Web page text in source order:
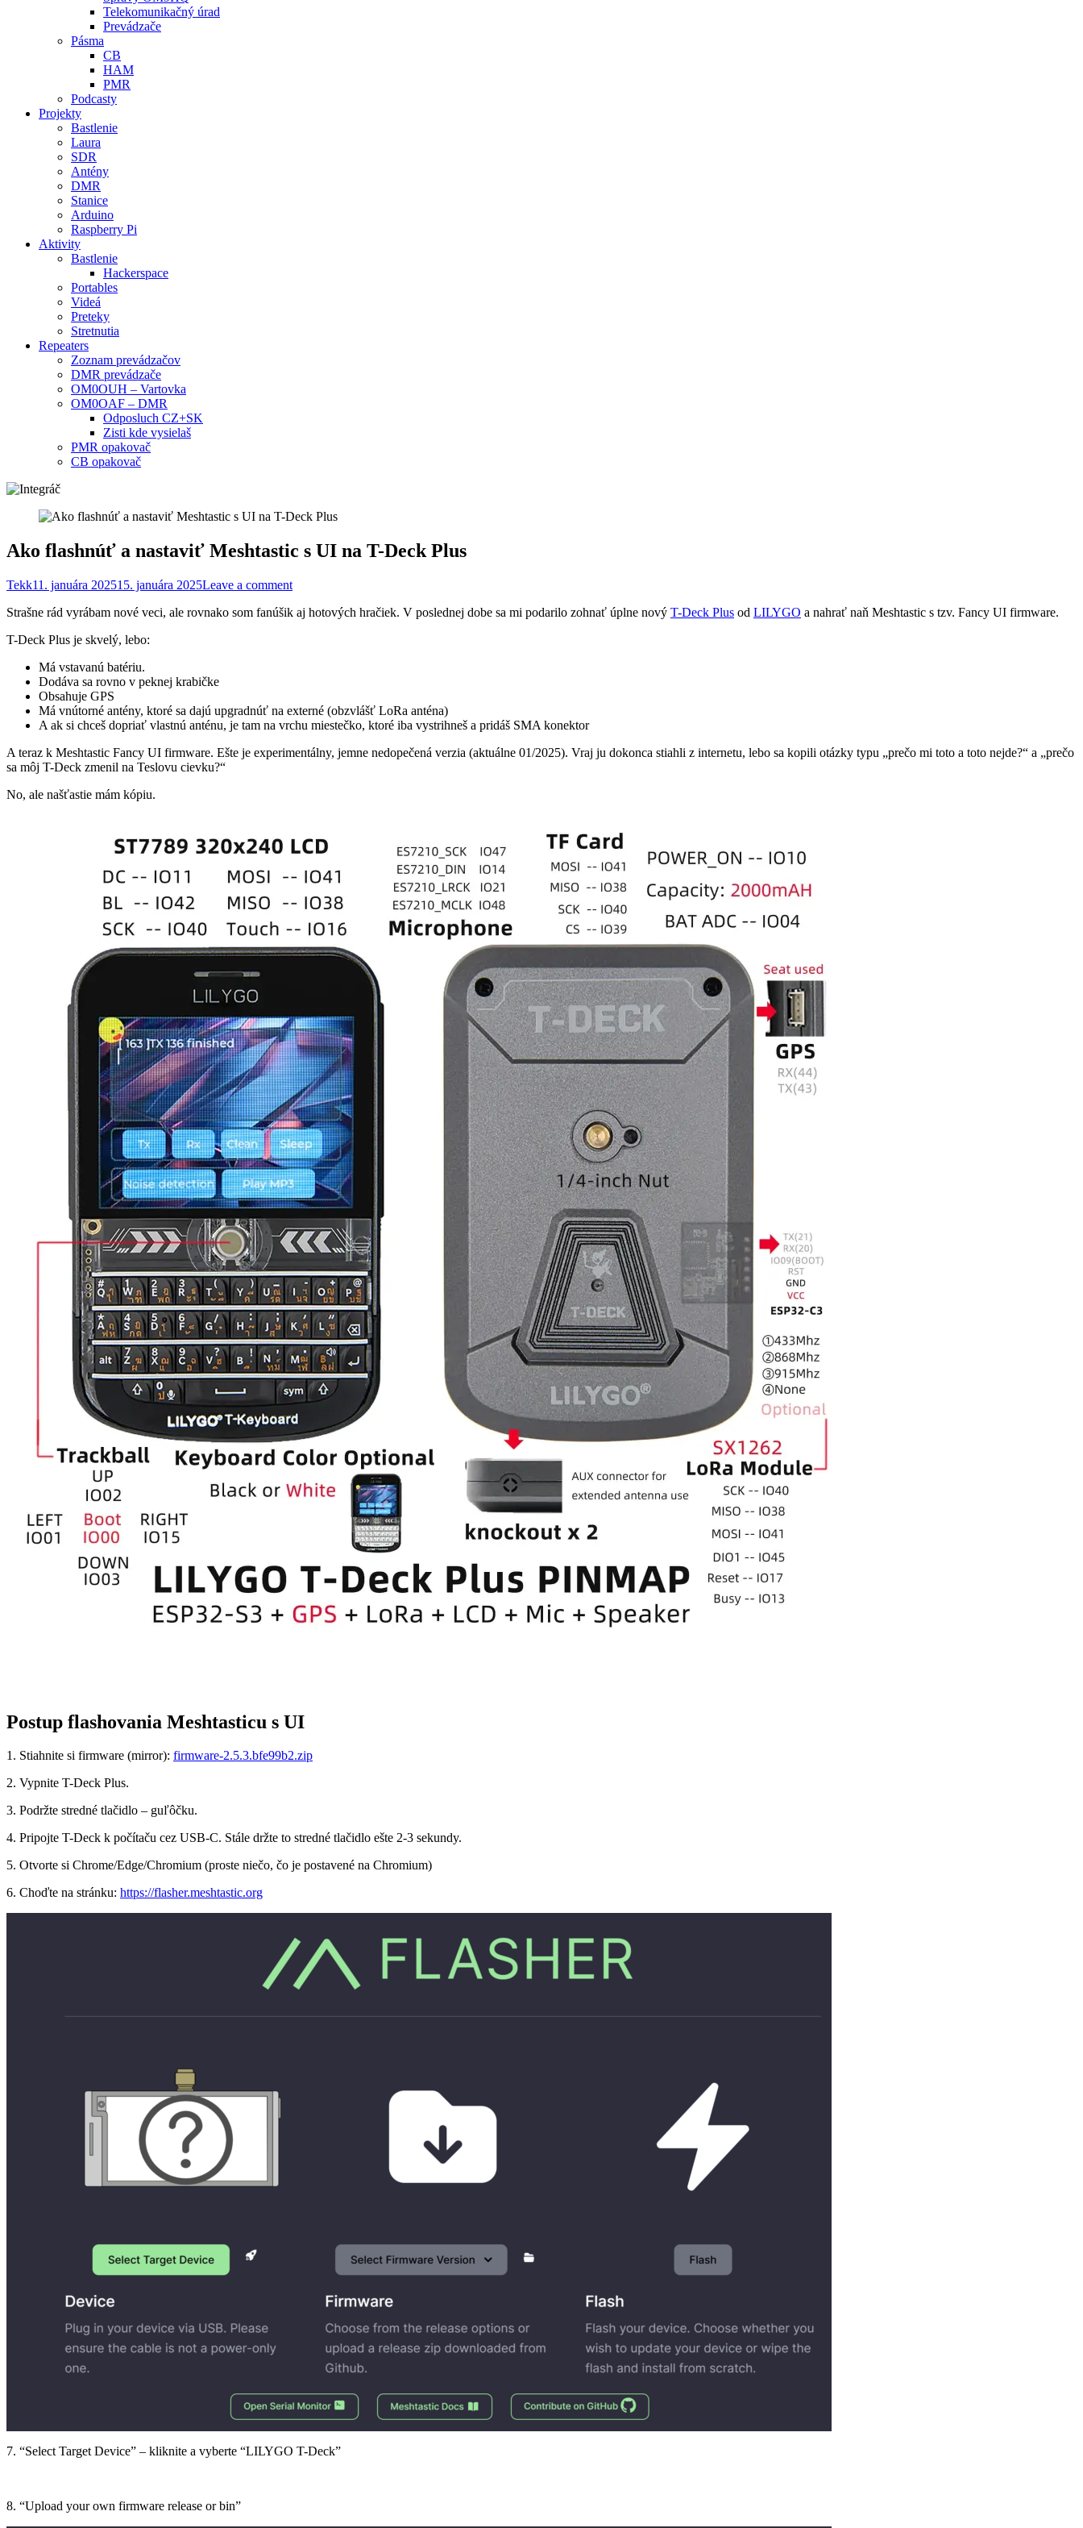
Telekomunikačný úrad
Prevádzače
Pásma
CB
HAM
PMR
Podcasty
Projekty
Bastlenie
Laura
SDR
Antény
DMR
Stanice
Arduino
Raspberry Pi
Aktivity
Bastlenie
Hackerspace
Portables
Videá
Preteky
Stretnutia
Repeaters
Zoznam prevádzačov
DMR prevádzače
OM0OUH – Vartovka
OM0OAF – DMR
Odposluch CZ+SK
Zisti kde vysielaš
PMR opakovač
CB opakovač
Ako flashnúť a nastaviť Meshtastic s UI na T-Deck Plus
Tekk11. januára 202515. januára 2025Leave a comment
Strašne rád vyrábam nové veci, ale rovnako som fanúšik aj hotových hračiek. V poslednej dobe sa mi podarilo zohnať úplne nový T-Deck Plus od LILYGO a nahrať naň Meshtastic s tzv. Fancy UI firmware.
T-Deck Plus je skvelý, lebo:
Má vstavanú batériu.
Dodáva sa rovno v peknej krabičke
Obsahuje GPS
Má vnútorné antény, ktoré sa dajú upgradnúť na externé (obzvlášť LoRa anténa)
A ak si chceš dopriať vlastnú anténu, je tam na vrchu miestečko, ktoré iba vystrihneš a pridáš SMA konektor
A teraz k Meshtastic Fancy UI firmware. Ešte je experimentálny, jemne nedopečená verzia (aktuálne 01/2025). Vraj ju dokonca stiahli z internetu, lebo sa kopili otázky typu „prečo mi toto a toto nejde?“ a „prečo
sa môj T-Deck zmenil na Teslovu cievku?“
No, ale našťastie mám kópiu.
Postup flashovania Meshtasticu s UI
1. Stiahnite si firmware (mirror): firmware-2.5.3.bfe99b2.zip
2. Vypnite T-Deck Plus.
3. Podržte stredné tlačidlo – guľôčku.
4. Pripojte T-Deck k počítaču cez USB-C. Stále držte to stredné tlačidlo ešte 2-3 sekundy.
5. Otvorte si Chrome/Edge/Chromium (proste niečo, čo je postavené na Chromium)
6. Choďte na stránku: https://flasher.meshtastic.org
7. “Select Target Device” – kliknite a vyberte “LILYGO T-Deck”
8. “Upload your own firmware release or bin”